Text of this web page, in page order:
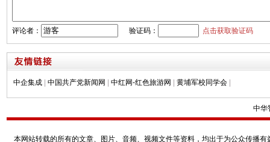
评论者： 验证码： 点击获取验证码
中企集成 中国共产党新闻网 中红网-红色旅游网 黄埔军校同学会
中华
本网站转载的所有的文章、图片、音频、视频文件等资料，均出于为公众传播